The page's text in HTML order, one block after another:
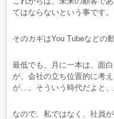
てはならないという事です。
そのカギはYou Tubeなどの
最低でも、月に一本は、面
が、会社の立ち位置的に考
が…。そういう時代だよと、
なので、私ではなく、社員